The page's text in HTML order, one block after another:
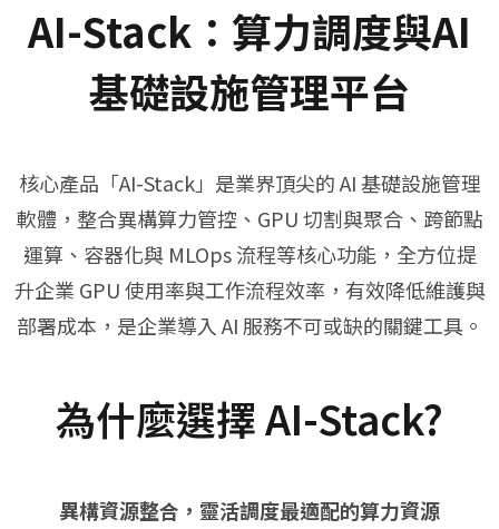
AI-Stack：算力調度與AI
基礎設施管理平台
核心產品「AI-Stack」是業界頂尖的 AI 基礎設施管理
軟體，整合異構算力管控、GPU 切割與聚合、跨節點
運算、容器化與 MLOps 流程等核心功能，全方位提
升企業 GPU 使用率與工作流程效率，有效降低維護與
部署成本，是企業導入 AI 服務不可或缺的關鍵工具。
為什麼選擇 AI-Stack?
異構資源整合，靈活調度最適配的算力資源